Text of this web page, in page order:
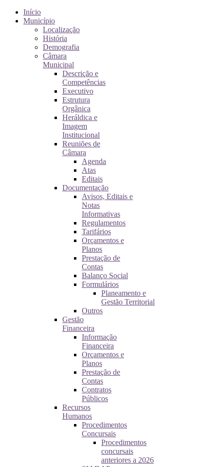
Início
Município
Localização
História
Demografia
Câmara
Municipal
Descrição e
Competências
Executivo
Estrutura
Orgânica
Heráldica e
Imagem
Institucional
Reuniões de
Câmara
Agenda
Atas
Editais
Documentação
Avisos, Editais e
Notas
Informativas
Regulamentos
Tarifários
Orçamentos e
Planos
Prestação de
Contas
Balanço Social
Formulários
Planeamento e
Gestão Territorial
Outros
Gestão
Financeira
Informação
Financeira
Orçamentos e
Planos
Prestação de
Contas
Contratos
Públicos
Recursos
Humanos
Procedimentos
Concursais
Procedimentos
concursais
anteriores a 2026